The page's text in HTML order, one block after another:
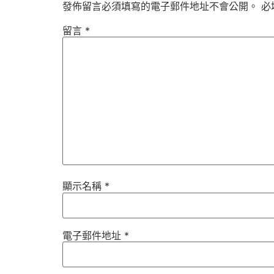
發佈留言必須填寫的電子郵件地址不會公開。 必
留言 *
顯示名稱 *
電子郵件地址 *